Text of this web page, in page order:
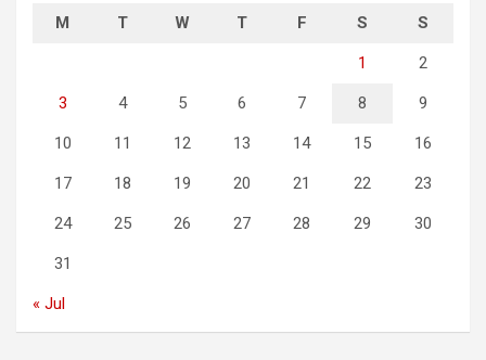
M T W T F S S
1 2
3 4 5 6 7 8 9
10 11 12 13 14 15 16
17 18 19 20 21 22 23
24 25 26 27 28 29 30
31
« Jul